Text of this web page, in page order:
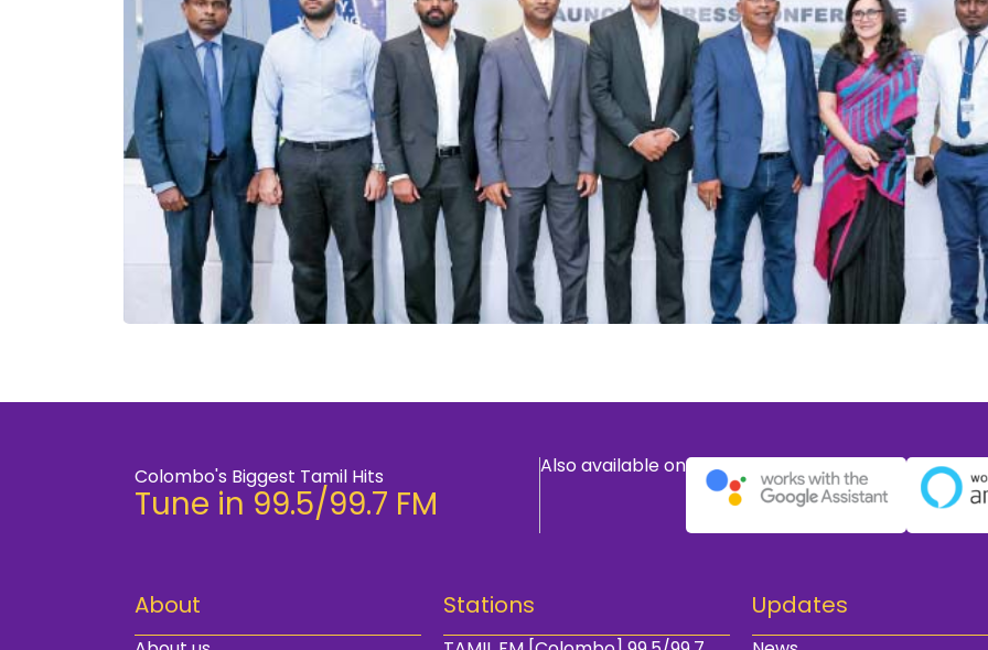
Colombo's Biggest Tamil Hits
Tune in 99.5/99.7 FM
Also available on
About Stations Updates